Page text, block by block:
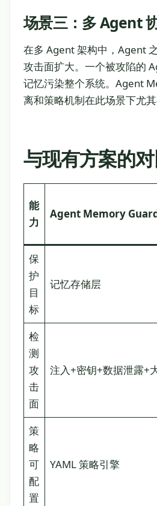
场景三：多 Agent
在多 Agent 架构中，Agent
攻击面扩大。一个被攻陷的
记忆污染整个系统。Agent
离和策略机制在此场景下尤其
与现有方案的
能
力
Agent Memory
保
护
目
标
记忆存储层
检
测
攻
击
面
注入+密钥+数据泄露+
策
略
可
配
置
YAML 策略引擎